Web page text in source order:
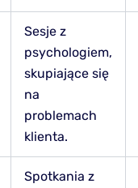
Sesje z
psychologiem,
skupiające się
na
problemach
klienta.
Spotkania z